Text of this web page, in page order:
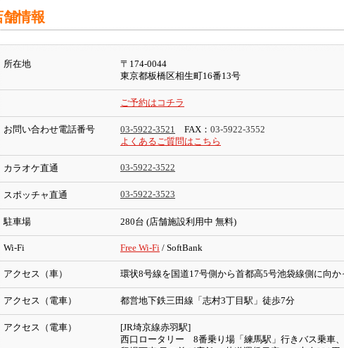
舗情報
所在地
〒174-0044
東京都板橋区相生町16番13号
ご予約はコチラ
お問い合わせ電話番号 03-5922-3521 FAX： 03-5922-3552
よくあるご質問はこちら
カラオケ直通 03-5922-3522
スポッチャ直通 03-5922-3523
駐車場 280台 (店舗施設利用中 無料)
Wi-Fi Free Wi-Fi / SoftBank
アクセス（車） 環状8号線を国道17号側から首都高5号池袋線側に向
アクセス（電車） 都営地下鉄三田線「志村3丁目駅」徒歩7分
アクセス（電車）
[JR埼京線赤羽駅]
西口ロータリー 8番乗り場「練馬駅」行きバス乗車